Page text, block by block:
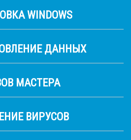
WINDOWS
ДАННЫХ
МАСТЕРА
ВИРУСОВ